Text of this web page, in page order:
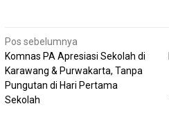
Navigasi
pos
Pos sebelumnya
Komnas PA Apresiasi Sekolah di
Karawang & Purwakarta, Tanpa
Pungutan di Hari Pertama
Sekolah